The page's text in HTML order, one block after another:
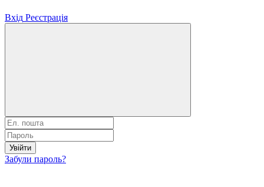
Вхід Реєстрація
Увійти
Забули пароль?